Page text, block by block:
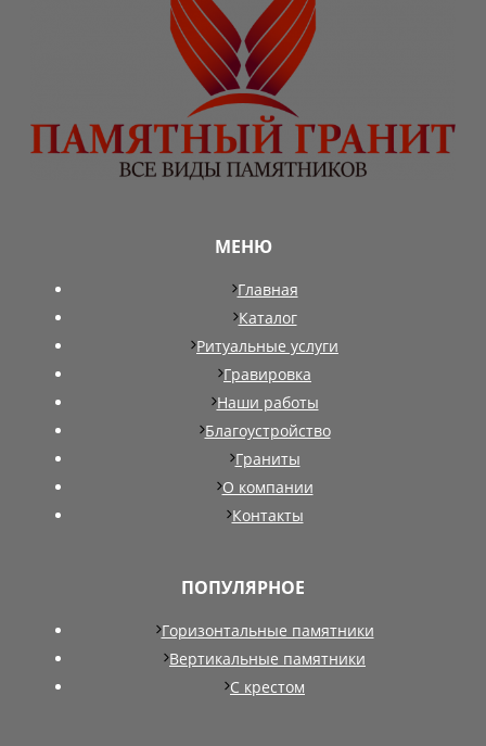
МЕНЮ
Главная
Каталог
Ритуальные услуги
Гравировка
Наши работы
Благоустройство
Граниты
О компании
Контакты
ПОПУЛЯРНОЕ
Горизонтальные памятники
Вертикальные памятники
С крестом